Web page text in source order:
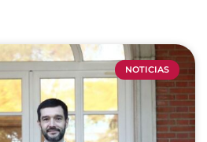
NOTICIAS